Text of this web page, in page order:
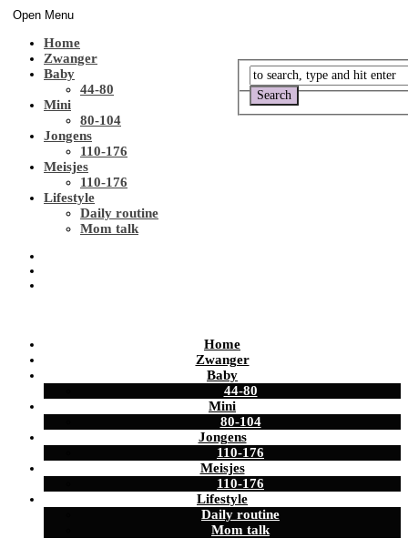
Open Menu
Home
Zwanger
Baby
44-80
Mini
80-104
Jongens
110-176
Meisjes
110-176
Lifestyle
Daily routine
Mom talk
Home
Zwanger
Baby
44-80
Mini
80-104
Jongens
110-176
Meisjes
110-176
Lifestyle
Daily routine
Mom talk